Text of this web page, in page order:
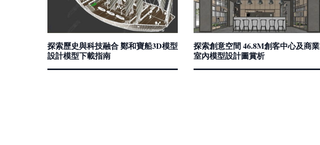
探索歷史與科技融合 鄭和寶船3D模型
設計模型下載指南
探索創意空間 46.8M創客中心及商業
室內模型設計圖賞析